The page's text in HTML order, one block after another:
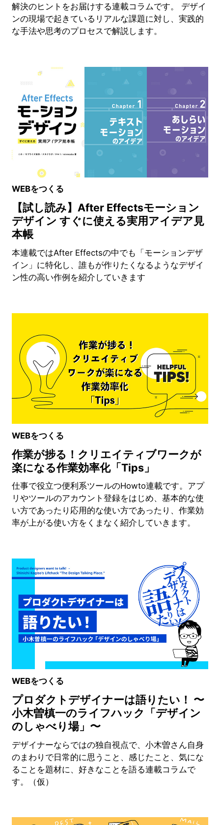
解決のヒントをお届けする連載コラムです。 デザイ
ンの現場で起きているリアルな課題に対し、実践的
な手法や思考のプロセスで解説します。
WEBをつくる
【試し読み】After Effectsモーション
デザイン すぐに使える実用アイデア見
本帳
本連載ではAfter Effectsの中でも「モーションデザ
イン」に特化し、誰もが作りたくなるようなデザイ
ン性の高い作例を紹介していきます
WEBをつくる
作業が捗る！クリエイティブワークが
楽になる作業効率化「Tips」
仕事で役立つ便利系ツールのHowto連載です。アプ
リやツールのアカウント登録をはじめ、基本的な使
い方であったり応用的な使い方であったり、作業効
率が上がる使い方をくまなく紹介していきます。
WEBをつくる
プロダクトデザイナーは語りたい！ 〜
小木曽槙一のライフハック「デザイン
のしゃべり場」〜
デザイナーならではの独自視点で、小木曽さん自身
のまわりで日常的に思うこと、感じたこと、気にな
ることを題材に、好きなことを語る連載コラムで
す。（仮）